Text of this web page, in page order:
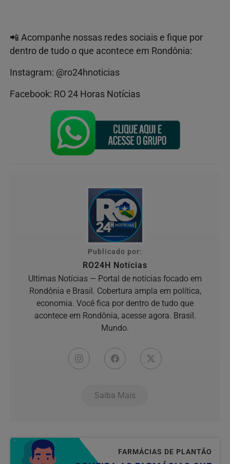
📲 Acompanhe nossas redes sociais e fique por
dentro de tudo o que acontece em Rondônia:
Instagram: @ro24hnoticias
Facebook: RO 24 Horas Notícias
Publicado por:
RO24H Notícias
Ultimas Notícias — Portal de notícias focado em
Rondônia e Brasil. Cobertura ampla em política,
economia. Você fica por dentro de tudo que
acontece em Rondônia, acesse agora. Brasil.
Mundo.
Saiba Mais
FARMÁCIAS DE PLANTÃO